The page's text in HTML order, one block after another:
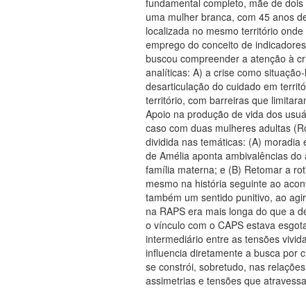
uma mulher branca, com 45 anos
localizada no mesmo território
emprego do conceito de
buscou compreender a atenção à
analíticas: A) a crise como
desarticulação do cuidado em
território, com barreiras que
Apoio na produção de vida dos
caso com duas mulheres adultas
dividida nas temáticas: (A)
de Amélia aponta ambivalências
família materna; e (B) Retomar a
mesmo na história seguinte ao
também um sentido punitivo, ao
na RAPS era mais longa do que a
o vínculo com o CAPS estava
intermediário entre as tensões
influencia diretamente a busca por
se constrói, sobretudo, nas
assimetrias e tensões que